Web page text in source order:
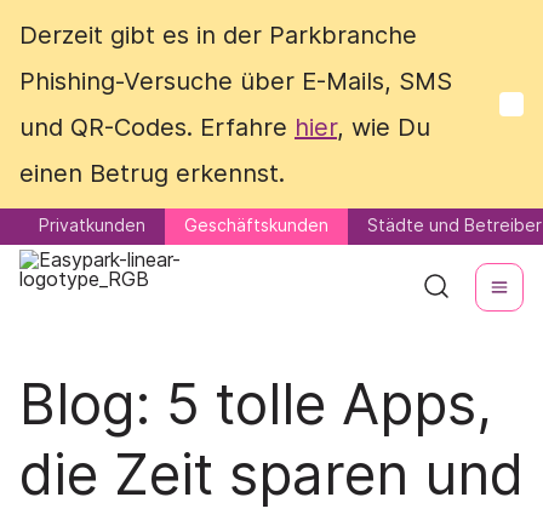
Derzeit gibt es in der Parkbranche
Phishing-Versuche über E-Mails, SMS
und QR-Codes. Erfahre hier, wie Du
einen Betrug erkennst.
Privatkunden Geschäftskunden Städte und Betreiber
Derzeit gibt es in der Parkbranche
Phishing-Versuche über E-Mails, SMS
und QR-Codes. Erfahre hier, wie Du
einen Betrug erkennst.
Privatkunden Geschäftskunden Städte und Betreiber
Blog: 5 tolle Apps,
die Zeit sparen und